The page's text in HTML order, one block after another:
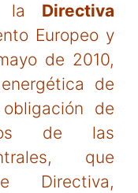
la Directiva
Europeo y
de 2010,
de
de
de las
que
Directiva,